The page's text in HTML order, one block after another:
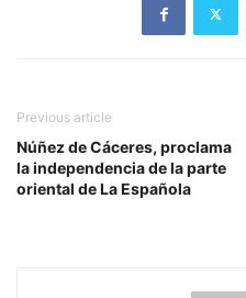
Previous article
Núñez de Cáceres, proclama
la independencia de la parte
oriental de La Española